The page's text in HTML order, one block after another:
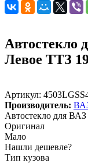
Автостекло
Левое ТТЗ
Артикул:
Производитель:
Автостекло для
Оригинал
Мало
Нашли дешевле?
Тип кузова